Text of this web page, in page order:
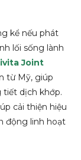
kể nếu phát
lối sống lành
Joint
từ Mỹ, giúp
tiết dịch khớp.
cải thiện hiệu
động linh hoạt